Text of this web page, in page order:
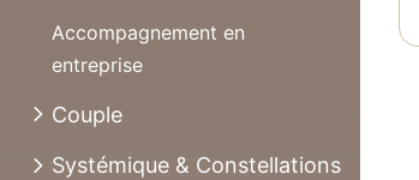
Accompagnement en
entreprise
Couple
Systémique & Constellations